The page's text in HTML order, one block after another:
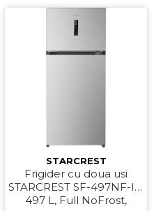
STARCREST
Frigider cu doua usi
STARCREST SF-497NF-IX,
497 L, Full NoFrost,